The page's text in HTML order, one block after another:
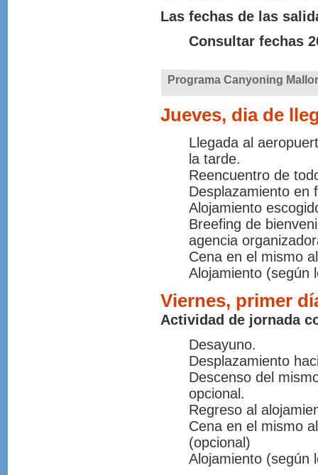
Las fechas de las
Consultar fechas
Programa Canyoning
Jueves, dia de
Llegada al
la tarde.
Reencuentro de
Desplazamiento en
Alojamiento
Breefing de
agencia
Cena en el mismo
Alojamiento (según
Viernes, primer
Actividad de jornada
Desayuno.
Desplazamiento
Descenso del
opcional.
Regreso al
Cena en el mismo
(opcional)
Alojamiento (según